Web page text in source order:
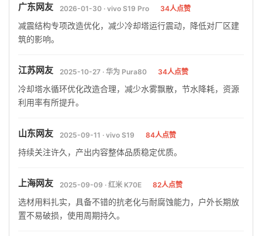
广东网友 2026-01-30 · vivo S19 Pro 34人点赞
减震结构专项改造优化，减少冷却塔运行震动，降低对厂区建
筑的影响。
江苏网友 2025-10-27 · 华为 Pura80 34人点赞
冷却塔水循环优化改造合理，减少水雾飘散，节水降耗，资源
利用率有所提升。
山东网友 2025-09-11 · vivo S19 84人点赞
持续关注许久，产出内容整体品质稳定优质。
上海网友 2025-09-09 · 红米 K70E 82人点赞
选材用料扎实，具备不错的抗老化与耐腐蚀能力，户外长期放
置不易破损，使用周期持久。